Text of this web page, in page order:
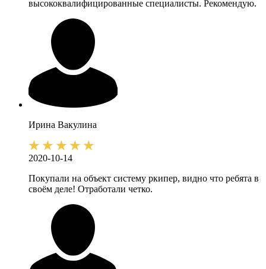
высококвалифицированные специалисты. Рекомендую.
Ирина Вакулина
2020-10-14
Покупали на объект систему ркипер, видно что ребята в
своём деле! Отработали четко.